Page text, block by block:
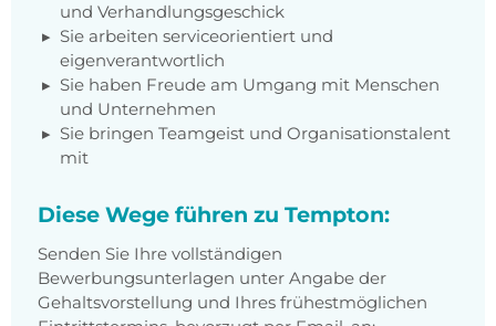
und Verhandlungsgeschick
Sie arbeiten serviceorientiert und
eigenverantwortlich
Sie haben Freude am Umgang mit Menschen
und Unternehmen
Sie bringen Teamgeist und Organisationstalent
mit
Diese Wege führen zu Tempton:
Senden Sie Ihre vollständigen
Bewerbungsunterlagen unter Angabe der
Gehaltsvorstellung und Ihres frühestmöglichen